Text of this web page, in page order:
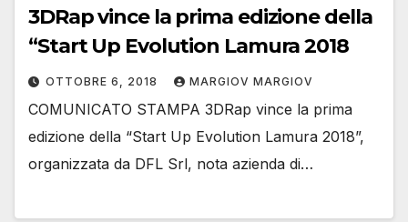
3DRap vince la prima edizione della
“Start Up Evolution Lamura 2018
OTTOBRE 6, 2018 MARGIOV MARGIOV
COMUNICATO STAMPA 3DRap vince la prima
edizione della “Start Up Evolution Lamura 2018”,
organizzata da DFL Srl, nota azienda di…